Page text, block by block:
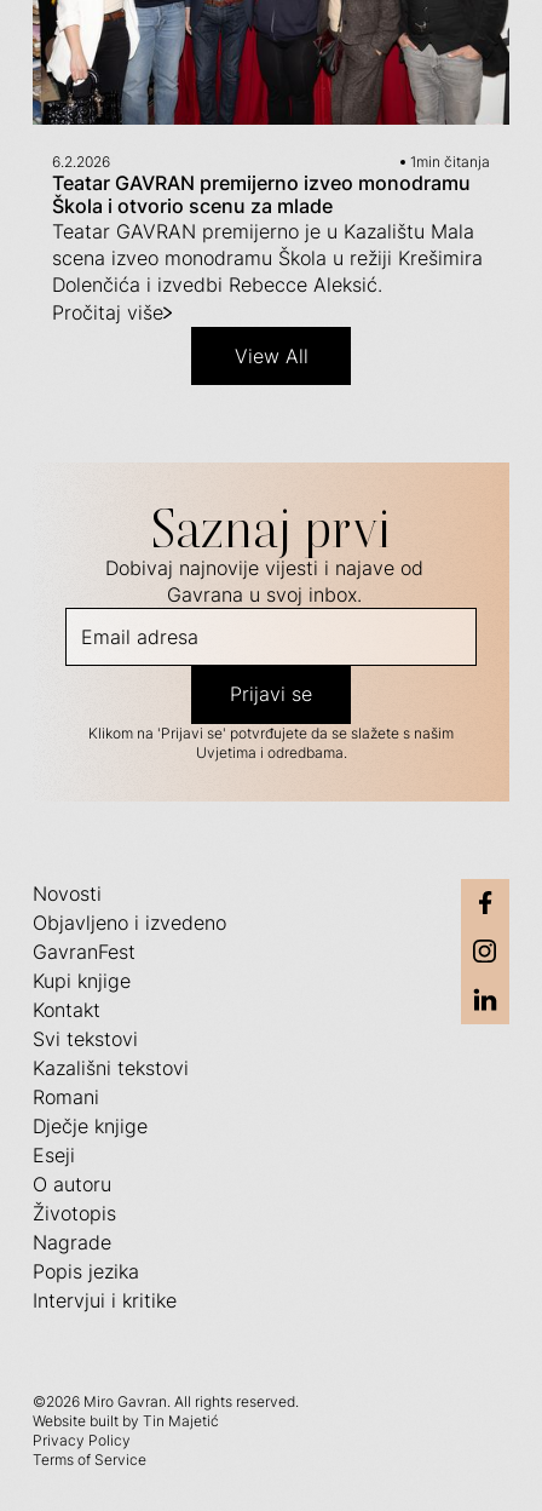
6.2.2026 1min čitanja
Teatar GAVRAN premijerno izveo monodramu
Škola i otvorio scenu za mlade
Teatar GAVRAN premijerno je u Kazalištu Mala
scena izveo monodramu Škola u režiji Krešimira
Dolenčića i izvedbi Rebecce Aleksić.
Pročitaj više
View All
Saznaj prvi
Dobivaj najnovije vijesti i najave od
Gavrana u svoj inbox.
Klikom na 'Prijavi se' potvrđujete da se slažete s našim
Uvjetima i odredbama.
Novosti
Objavljeno i izvedeno
GavranFest
Kupi knjige
Kontakt
Svi tekstovi
Kazališni tekstovi
Romani
Dječje knjige
Eseji
O autoru
Životopis
Nagrade
Popis jezika
Intervjui i kritike
©2026 Miro Gavran. All rights reserved.
Website built by Tin Majetić
Privacy Policy
Terms of Service